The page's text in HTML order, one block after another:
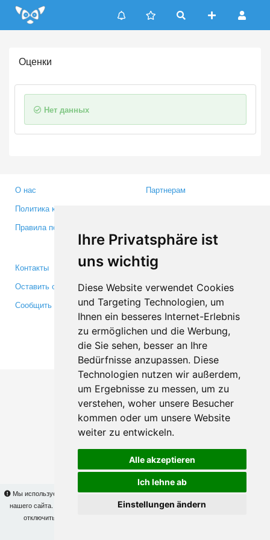
Ihre Privatsphäre ist
uns wichtig
Diese Website verwendet Cookies
und Targeting Technologien, um
Ihnen ein besseres Internet-Erlebnis
zu ermöglichen und die Werbung,
die Sie sehen, besser an Ihre
Bedürfnisse anzupassen. Diese
Technologien nutzen wir außerdem,
um Ergebnisse zu messen, um zu
verstehen, woher unsere Besucher
kommen oder um unsere Website
weiter zu entwickeln.
Alle akzeptieren
Ich lehne ab
Einstellungen ändern
Update cookies preferences
Мы используем cookies для того, чтобы Вы могли использовать весь функционал
нашего сайта. На
Вы сможете узнать подробности и, при желании,
отключить использование cookies. Продолжая пользоваться сайтом, Вы
Оценки
Нет данных
О нас
Политика конфиденциальности
Правила пользования
Партнерам
Медиа
Контакты
Оставить отзыв
Сообщить об ошибке
Facebook
Twitter
YouTube
Google+
Makis© Copyright 2026